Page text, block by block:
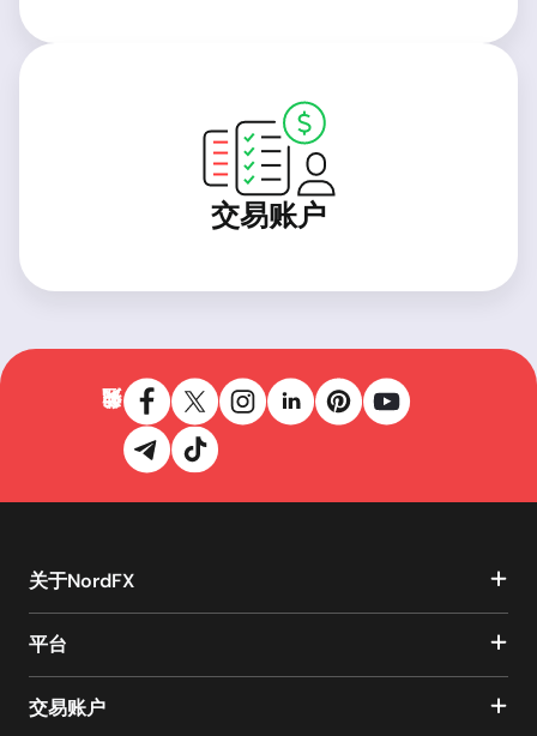
交易账户
关于NordFX
平台
交易账户